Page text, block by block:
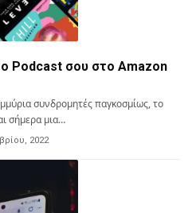
Podcast σου στο Amazon
συνδρομητές παγκοσμίως, το
σήμερα μια…
2022